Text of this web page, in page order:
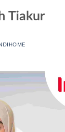
Tiakur